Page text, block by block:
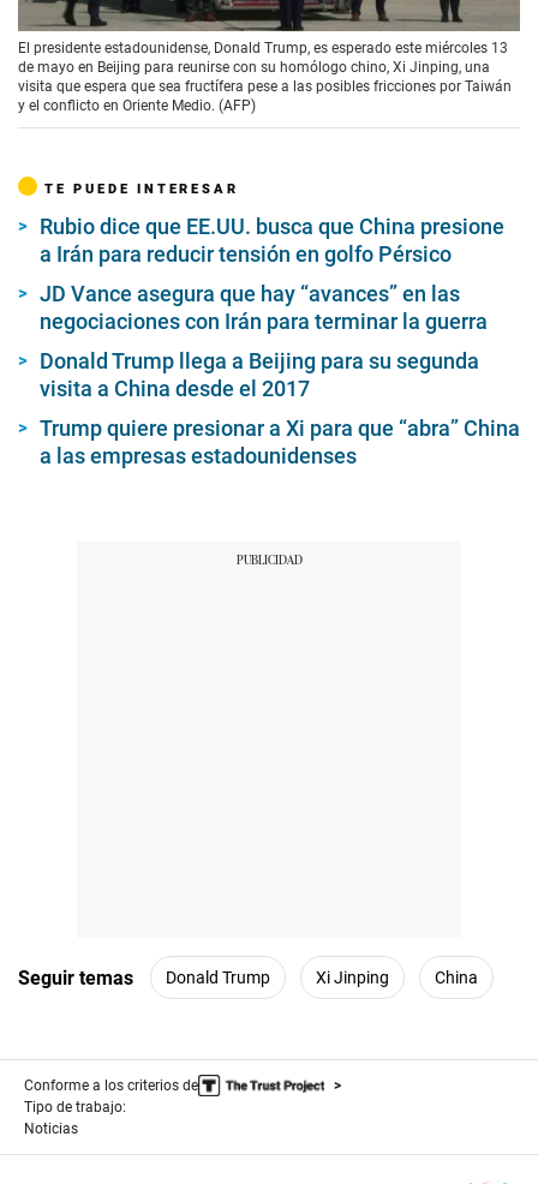
00:00/01:58
El presidente estadounidense, Donald Trump, es esperado este miércoles 13
de mayo en Beijing para reunirse con su homólogo chino, Xi Jinping, una
visita que espera que sea fructífera pese a las posibles fricciones por Taiwán
y el conflicto en Oriente Medio. (AFP)
TE PUEDE INTERESAR
Rubio dice que EE.UU. busca que China presione
a Irán para reducir tensión en golfo Pérsico
JD Vance asegura que hay “avances” en las
negociaciones con Irán para terminar la guerra
Donald Trump llega a Beijing para su segunda
visita a China desde el 2017
Trump quiere presionar a Xi para que “abra” China
a las empresas estadounidenses
Seguir temas Donald Trump Xi Jinping China
Conforme a los criterios de
Tipo de trabajo:
Noticias